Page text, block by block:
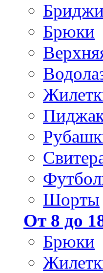
Бриджи
Брюки
Шорты
От 8 до
Брюки